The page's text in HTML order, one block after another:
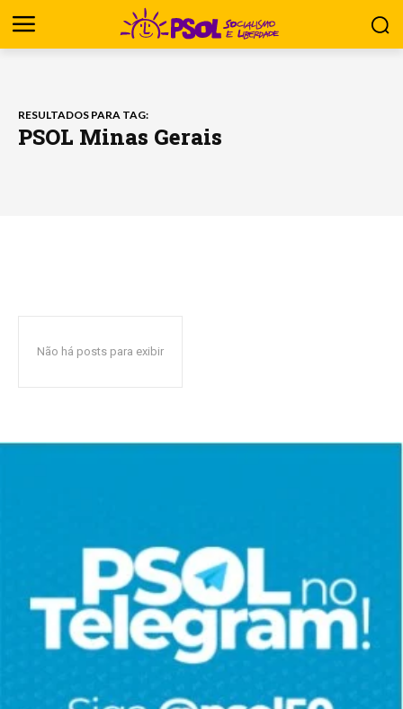
RESULTADOS PARA TAG:
PSOL Minas Gerais
Não há posts para exibir